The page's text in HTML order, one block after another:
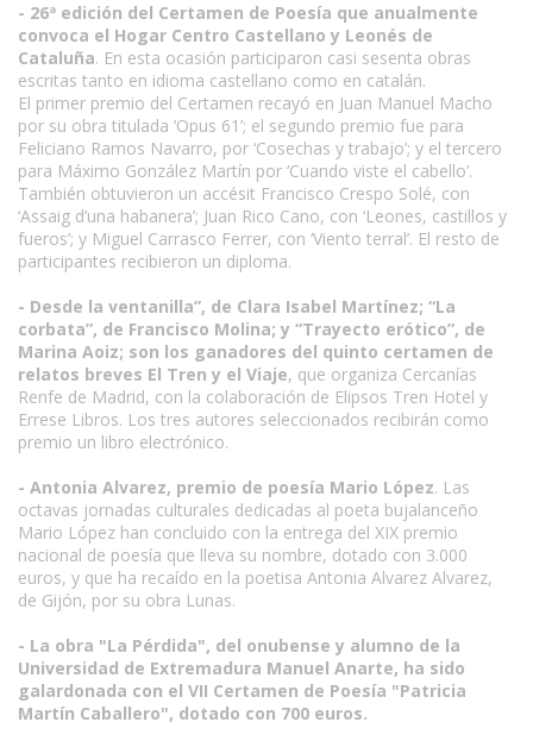
- 26ª edición del Certamen de Poesía que anualmente
convoca el Hogar Centro Castellano y Leonés de
Cataluña. En esta ocasión participaron casi sesenta obras
escritas tanto en idioma castellano como en catalán.
El primer premio del Certamen recayó en Juan Manuel Macho
por su obra titulada ‘Opus 61’; el segundo premio fue para
Feliciano Ramos Navarro, por ‘Cosechas y trabajo’; y el tercero
para Máximo González Martín por ‘Cuando viste el cabello’.
También obtuvieron un accésit Francisco Crespo Solé, con
‘Assaig d’una habanera’; Juan Rico Cano, con ‘Leones, castillos y
fueros’; y Miguel Carrasco Ferrer, con ‘Viento terral’. El resto de
participantes recibieron un diploma.
- Desde la ventanilla”, de Clara Isabel Martínez; “La
corbata”, de Francisco Molina; y “Trayecto erótico”, de
Marina Aoiz; son los ganadores del quinto certamen de
relatos breves El Tren y el Viaje, que organiza Cercanías
Renfe de Madrid, con la colaboración de Elipsos Tren Hotel y
Errese Libros. Los tres autores seleccionados recibirán como
premio un libro electrónico.
- Antonia Alvarez, premio de poesía Mario López. Las
octavas jornadas culturales dedicadas al poeta bujalanceño
Mario López han concluido con la entrega del XIX premio
nacional de poesía que lleva su nombre, dotado con 3.000
euros, y que ha recaído en la poetisa Antonia Alvarez Alvarez,
de Gijón, por su obra Lunas.
- La obra "La Pérdida", del onubense y alumno de la
Universidad de Extremadura Manuel Anarte, ha sido
galardonada con el VII Certamen de Poesía "Patricia
Martín Caballero", dotado con 700 euros.